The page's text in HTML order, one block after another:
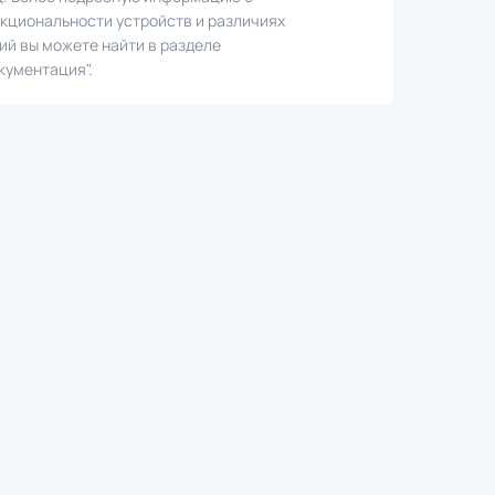
устройств и различиях
вы можете найти в разделе